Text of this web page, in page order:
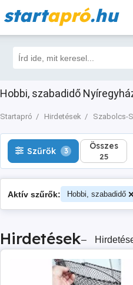
startapró.hu
Hobbi, szabadidő
Startapró Hirdetések Szabolcs-
Szűrők 3 Összes
25
Szűrők 3 Összes
25
Aktív szűrők: Hobbi, szabadidő
Hirdetések–